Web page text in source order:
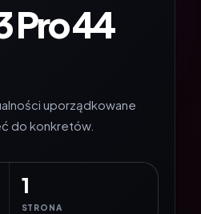
Pro 44
uporządkowane
do konkretów.
1
STRONA